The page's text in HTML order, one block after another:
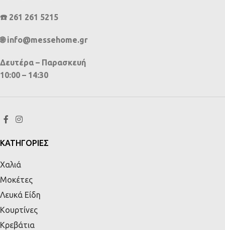
☎️ 261 261 5215
🌐 info@messehome.gr
Δευτέρα – Παρασκευή
10:00 – 14:30
ΚΑΤΗΓΟΡΙΕΣ
Χαλιά
Μοκέτες
Λευκά Είδη
Κουρτίνες
Κρεβάτια